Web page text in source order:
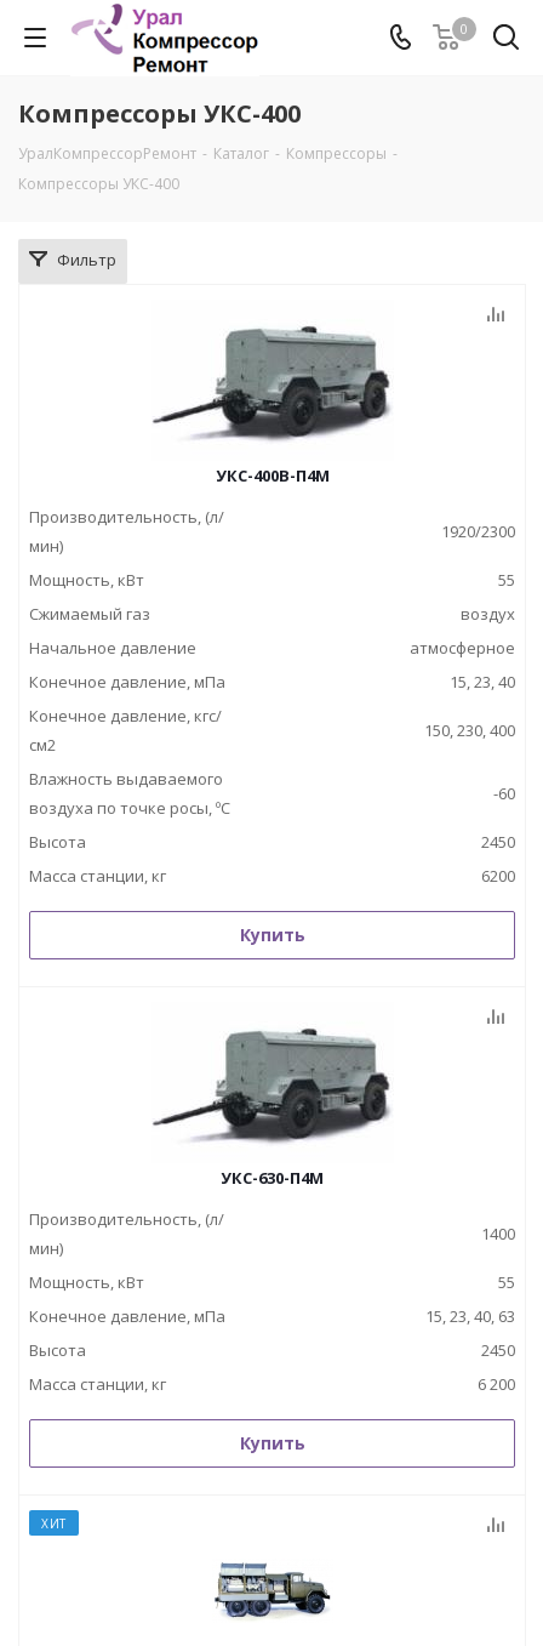
0
Компрессоры УКС-400
УралКомпрессорРемонт - Каталог - Компрессоры -
Компрессоры УКС-400
Фильтр
УКС-400В-П4М
Производительность, (л/
мин)
1920/2300
Мощность, кВт
55
Сжимаемый газ
воздух
Начальное давление
атмосферное
Конечное давление, мПа
15, 23, 40
Конечное давление, кгс/
см2
150, 230, 400
Влажность выдаваемого
воздуха по точке росы, ºС
-60
Высота
2450
Масса станции, кг
6200
Купить
УКС-630-П4М
Производительность, (л/
мин)
1400
Мощность, кВт
55
Конечное давление, мПа
15, 23, 40, 63
Высота
2450
Масса станции, кг
6 200
Купить
ХИТ